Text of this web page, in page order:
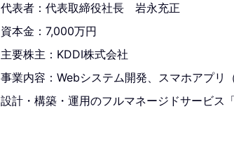
代表者：代表取締役社長 岩永充正
資本金：7,000万円
主要株主：KDDI株式会社
事業内容：Webシステム開発、スマホアプ
設計・構築・運用のフルマネージドサービ